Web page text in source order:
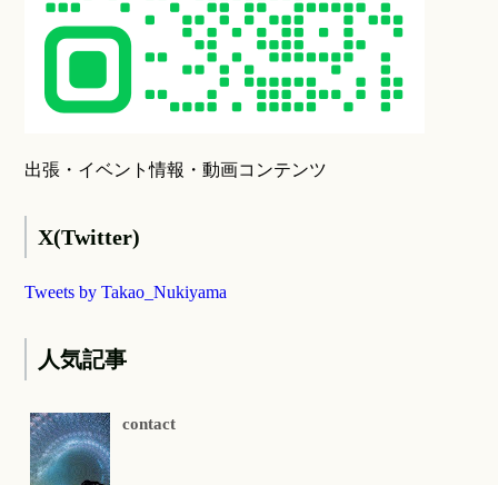
出張・イベント情報・動画コンテンツ
X(Twitter)
Tweets by Takao_Nukiyama
人気記事
contact